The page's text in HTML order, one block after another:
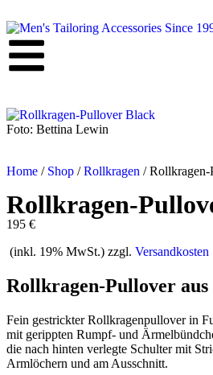
Foto: Bettina Lewin
Home / Shop /Rollkragen /
Rollkragen-
195 €
(inkl. 19% MwSt.) zzgl. Versandkosten
Rollkragen-Pullover
Fein gestrickter Rollkragenpullover in
mit gerippten Rumpf- und
die nach hinten verlegte Schulter mit
Armlöchern und am Ausschnitt.